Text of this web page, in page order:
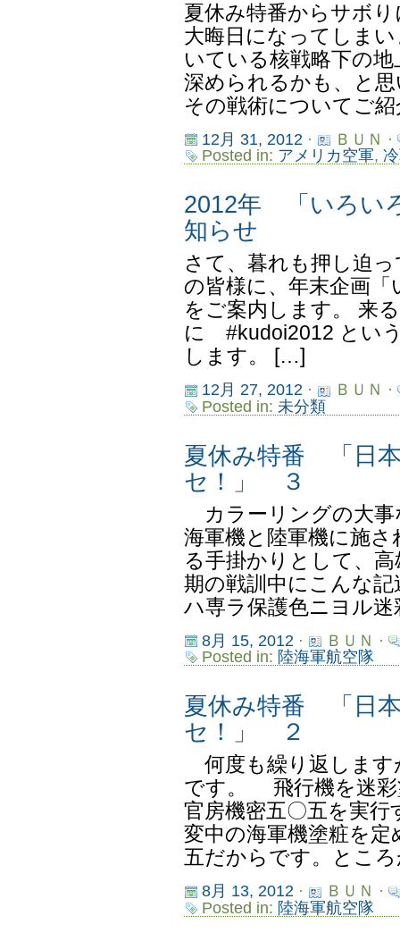
夏休み特番からサボ
大晦日になってしま
いている核戦略下の
深められるかも、と
その戦術についてご
12月 31, 2012 ·
ＢＵＮ ·
Posted in: アメリカ空軍,
2012年 「いろい
知らせ
さて、暮れも押し迫
の皆様に、年末企画
をご案内します。 来
に #kudoi2012 とい
します。 […]
12月 27, 2012·
ＢＵＮ ·
Posted in: 未分類
夏休み特番 「日
セ！」 ３
カラーリングの大事
海軍機と陸軍機に施
る手掛かりとして、
期の戦訓中にこんな
ハ専ラ保護色ニヨル
8月 15, 2012 ·
ＢＵＮ ·
Posted in: 陸海軍航空隊
夏休み特番 「日
セ！」 ２
何度も繰り返します
です。 飛行機を迷彩
官房機密五〇五を実
変中の海軍機塗粧を
五だからです。とこ
8月 13, 2012·
ＢＵＮ ·
Posted in: 陸海軍航空隊